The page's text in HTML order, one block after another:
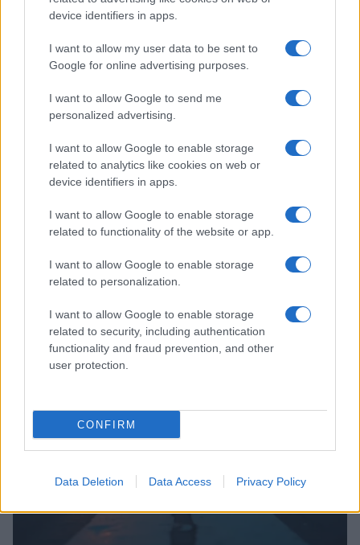
device identifiers in apps.
I want to allow my user data to be sent to
Google for online advertising purposes.
I want to allow Google to send me
personalized advertising.
I want to allow Google to enable storage
related to analytics like cookies on web or
device identifiers in apps.
I want to allow Google to enable storage
related to functionality of the website or app.
I want to allow Google to enable storage
related to personalization.
I want to allow Google to enable storage
related to security, including authentication
functionality and fraud prevention, and other
user protection.
CONFIRM
Data Deletion Data Access Privacy Policy
Sigue leyendo
NOTICIAS
Incidente de fuego en la Terminal 2 del aeropuerto
Murtala Muhammed en Lagos
Lucía Marín · 4 Ago 2026
NOTICIAS